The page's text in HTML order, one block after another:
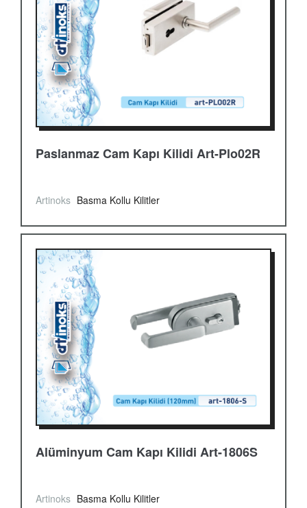
Paslanmaz Cam Kapı Kilidi Art-Plo02R
Artinoks Basma Kollu Kilitler
Alüminyum Cam Kapı Kilidi Art-1806S
Artinoks Basma Kollu Kilitler